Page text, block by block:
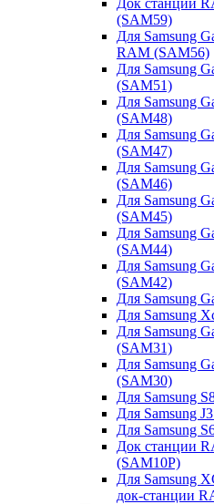
Док станции
(SAM59)
Для Samsung
RAM (SAM56)
Для Samsung
(SAM51)
Для Samsung
(SAM48)
Для Samsung
(SAM47)
Для Samsung
(SAM46)
Для Samsung
(SAM45)
Для Samsung
(SAM44)
Для Samsung
(SAM42)
Для Samsung
Для Samsung
Для Samsung
(SAM31)
Для Samsung
(SAM30)
Для Samsung
Для Samsung
Для Samsung
Док станции
(SAM10P)
Для Samsung
док-станции